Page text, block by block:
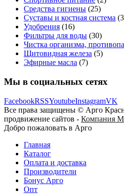
Средства гигиены (25)
Суставы и костная система
Удобрения (16)
Фильтры для воды (30)
Чистка организма,
Щитовидная железа (5)
Эфирные масла (7)
Мы в социальных сетях
FacebookRSSYoutubeInstagramVK
Все права защищены © Арго
продвижение сайтов - Компания
Добро пожаловать в Арго
Главная
Каталог
Оплата и доставка
Производители
Бонус Арго
Опт